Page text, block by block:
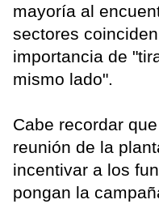
mayoría al
sectores
importancia de
mismo lado".
Cabe recordar
reunión de la
incentivar a los
pongan la